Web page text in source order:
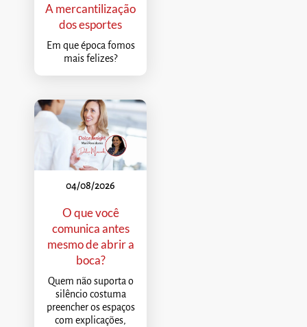
A mercantilização
dos esportes
Em que época fomos
mais felizes?
04/08/2026
O que você
comunica antes
mesmo de abrir a
boca?
Quem não suporta o
silêncio costuma
preencher os espaços
com explicações,